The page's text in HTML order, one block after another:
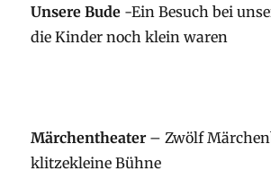
Unsere Bude -Ein Besuch bei
die Kinder noch klein waren
Märchentheater – Zwölf
klitzekleine Bühne